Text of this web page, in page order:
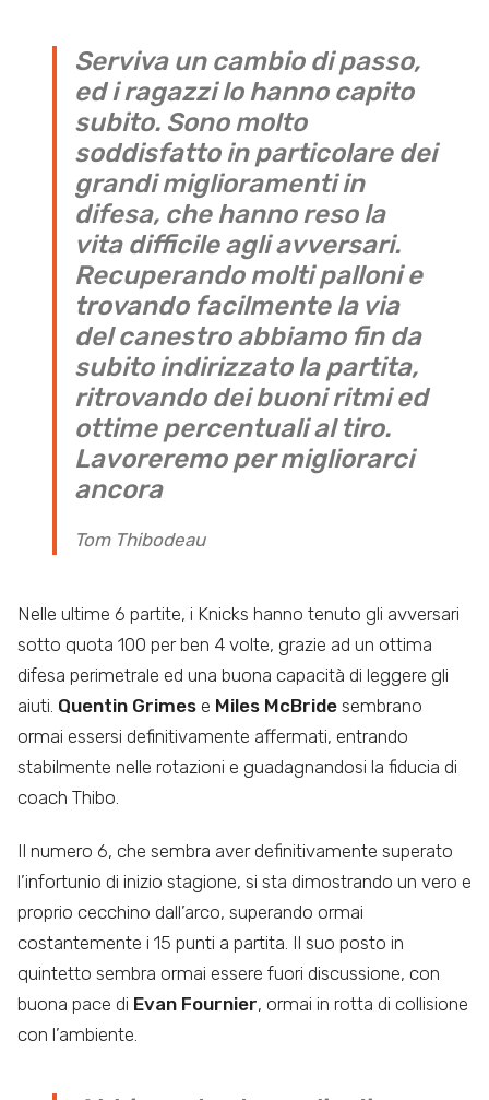
Serviva un cambio di passo,
ed i ragazzi lo hanno capito
subito. Sono molto
soddisfatto in particolare dei
grandi miglioramenti in
difesa, che hanno reso la
vita difficile agli avversari.
Recuperando molti palloni e
trovando facilmente la via
del canestro abbiamo fin da
subito indirizzato la partita,
ritrovando dei buoni ritmi ed
ottime percentuali al tiro.
Lavoreremo per migliorarci
ancora
Tom Thibodeau
Nelle ultime 6 partite, i Knicks hanno tenuto gli avversari
sotto quota 100 per ben 4 volte, grazie ad un ottima
difesa perimetrale ed una buona capacità di leggere gli
aiuti. Quentin Grimes e Miles McBride sembrano
ormai essersi definitivamente affermati, entrando
stabilmente nelle rotazioni e guadagnandosi la fiducia di
coach Thibo.
Il numero 6, che sembra aver definitivamente superato
l’infortunio di inizio stagione, si sta dimostrando un vero e
proprio cecchino dall’arco, superando ormai
costantemente i 15 punti a partita. Il suo posto in
quintetto sembra ormai essere fuori discussione, con
buona pace di Evan Fournier, ormai in rotta di collisione
con l’ambiente.